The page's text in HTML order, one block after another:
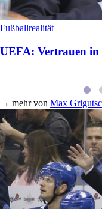
Fußballrealität
UEFA: Vertrauen
→ mehr von Max